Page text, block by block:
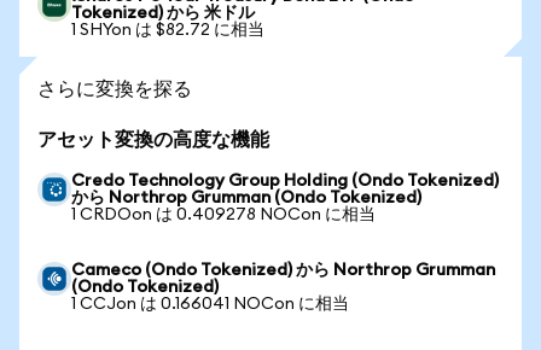
Tokenized) から 米ドル
1 SHYon は $82.72 に相当
さらに変換を探る
アセット変換の高度な機能
Credo Technology Group Holding (Ondo Tokenized)
から Northrop Grumman (Ondo Tokenized)
1 CRDOon は 0.409278 NOCon に相当
Cameco (Ondo Tokenized) から Northrop Grumman
(Ondo Tokenized)
1 CCJon は 0.166041 NOCon に相当